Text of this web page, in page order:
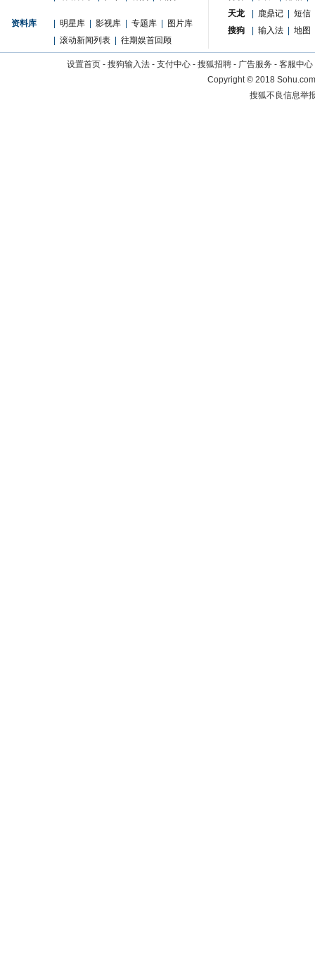
资料库 明星库 影视库 专题库
图片库
滚动新闻列表 往期娱首回顾
天龙
鹿鼎记
短信
搜狗
输入法 地图
设置首页 - 搜狗输入法 - 支付中心 - 搜狐招聘 - 广告服务 - 客服中心
Copyright©2018
搜狐不良信息举